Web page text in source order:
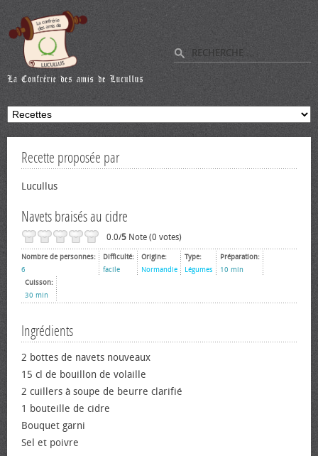
Recette proposée par
Lucullus
Navets braisés au cidre
0.0/5 Note (0 votes)
Nombre de personnes:
6
Difficulté:
facile
Origine:
Normandie
Type:
Légumes
Préparation:
10 min
Cuisson:
30 min
Ingrédients
2 bottes de navets nouveaux
15 cl de bouillon de volaille
2 cuillers à soupe de beurre clarifié
1 bouteille de cidre
Bouquet garni
Sel et poivre